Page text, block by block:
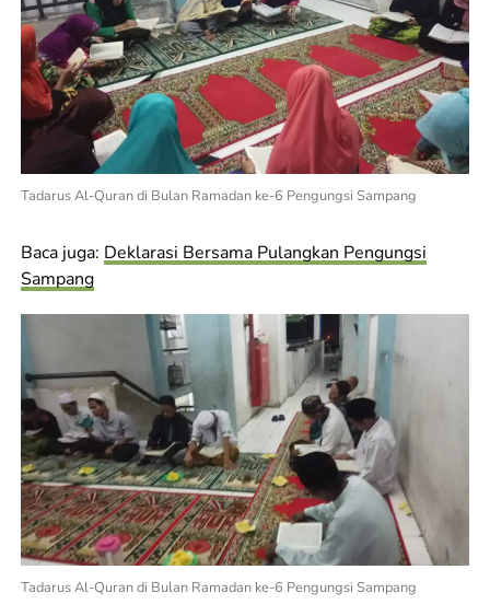
Tadarus Al-Quran di Bulan Ramadan ke-6 Pengungsi Sampang
Baca juga: Deklarasi Bersama Pulangkan Pengungsi
Sampang
Tadarus Al-Quran di Bulan Ramadan ke-6 Pengungsi Sampang